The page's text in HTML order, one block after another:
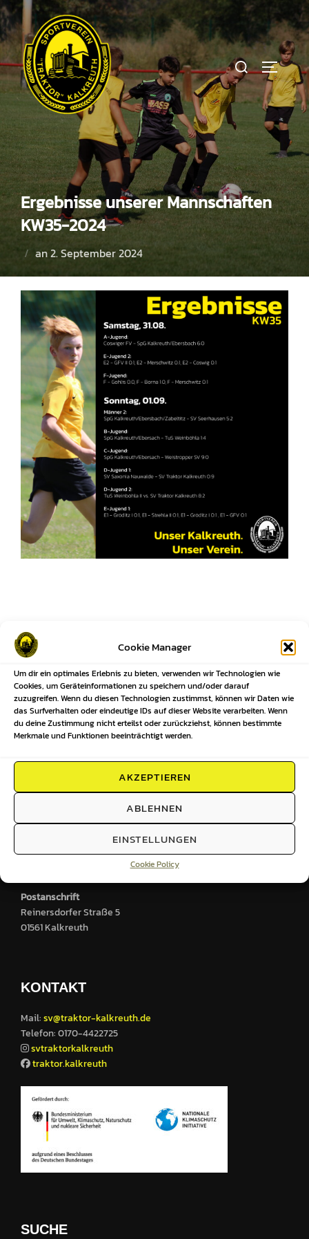
Cookie Manager
Um dir ein optimales Erlebnis zu bieten, verwenden wir Technologien wie
Cookies, um Geräteinformationen zu speichern und/oder darauf
zuzugreifen. Wenn du diesen Technologien zustimmst, können wir Daten wie
das Surfverhalten oder eindeutige IDs auf dieser Website verarbeiten. Wenn
du deine Zustimmung nicht erteilst oder zurückziehst, können bestimmte
Merkmale und Funktionen beeinträchtigt werden.
AKZEPTIEREN
ABLEHNEN
EINSTELLUNGEN
Cookie Policy
Zum
Inhalt
springen
Suchen
nach:
Ergebnisse unserer Mannschaften
KW35-2024
anVeröffentlicht
am
2. September 2024
Beitragsnavigation
Previous
Previous
Ansetzungen unserer Mannschaften
KW35-2024
HIER FINDEST DU UNS
Großenhainer Straße 2
Postanschrift
Reinersdorfer Straße 5
01561 Kalkreuth
KONTAKT
Mail:sv@traktor-kalkreuth.de
Telefon: 0170-4422725
svtraktorkalkreuth
traktor.kalkreuth
SUCHE